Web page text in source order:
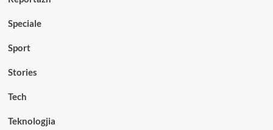
Speciale
Sport
Stories
Tech
Teknologjia